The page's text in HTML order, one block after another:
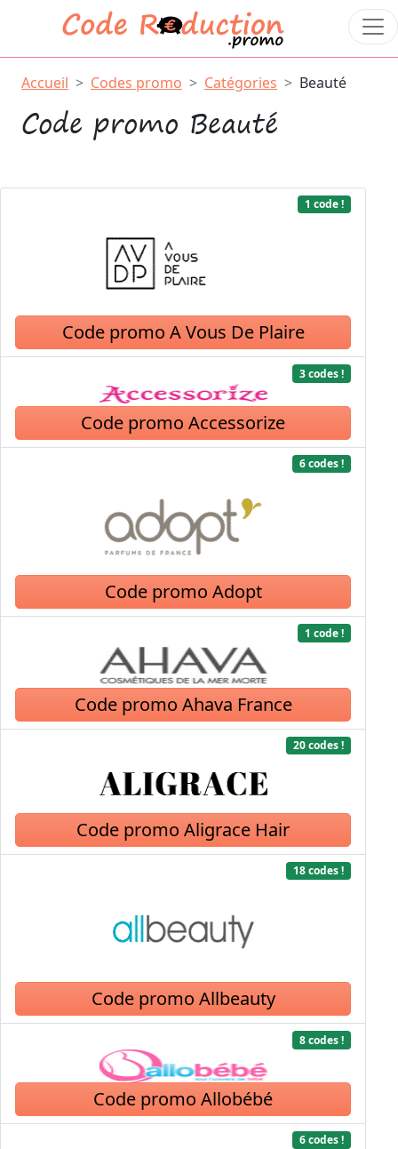
Accueil Codes promo Catégories Beauté
Code promo Beauté
1 code !
Code promo A Vous De Plaire
3 codes !
Code promo Accessorize
6 codes !
Code promo Adopt
1 code !
Code promo Ahava France
20 codes !
Code promo Aligrace Hair
18 codes !
Code promo Allbeauty
8 codes !
Code promo Allobébé
6 codes !